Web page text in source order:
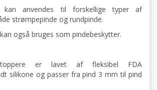
kan anvendes til forskellige typer af
strømpepinde og rundpinde.
også bruges som pindebeskytter.
er lavet af fleksibel FDA
silikone og passer fra pind 3 mm til pind